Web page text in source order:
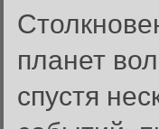
планет
спустя